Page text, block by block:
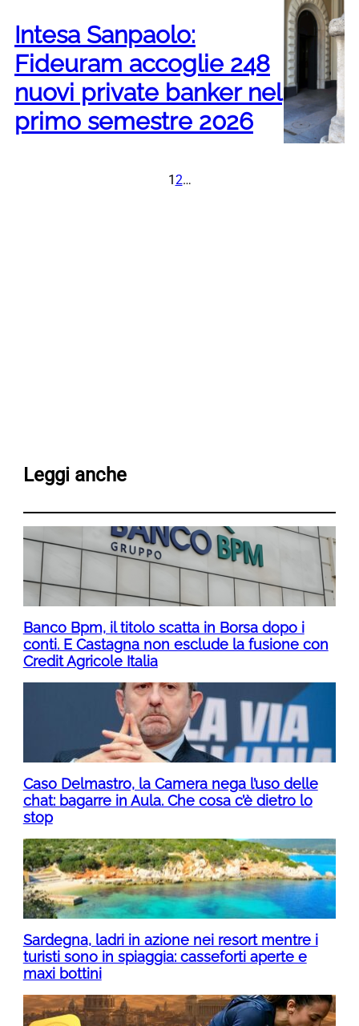
Intesa Sanpaolo:
Fideuram accoglie 248
nuovi private banker nel
primo semestre 2026
12…
Leggi anche
Banco Bpm, il titolo scatta in Borsa dopo i
conti. E Castagna non esclude la fusione con
Credit Agricole Italia
Caso Delmastro, la Camera nega l’uso delle
chat: bagarre in Aula. Che cosa c’è dietro lo
stop
Sardegna, ladri in azione nei resort mentre i
turisti sono in spiaggia: casseforti aperte e
maxi bottini